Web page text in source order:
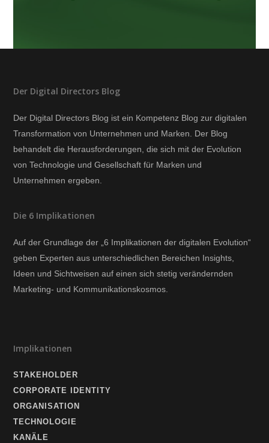
Der Digital Directors Blog
Der Digital Directors Blog ist ein Kompetenz Blog zur digitalen
Transformation von Unternehmen und Marken. Der Blog
behandelt die Herausforderungen, die sich mit der Evolution
von Technologie und Gesellschaft für Marken und
Unternehmen ergeben.
Die 6 Implikationen
Auf der Grundlage der „6 Implikationen der digitalen Evolution“
geben Experten aus unterschiedlichen Bereichen Insights,
Ideen und Sichtweisen auf einen sich stetig verändernden
Marketing- und Kommunikationskosmos.
Implikationen
STAKEHOLDER
CORPORATE IDENTITY
ORGANISATION
TECHNOLOGIE
KANÄLE